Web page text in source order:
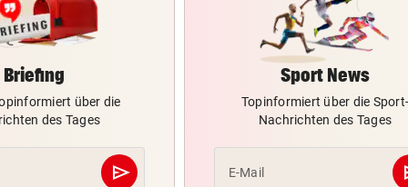
Briefing
über die
des Tages
send
Abschicken
Sport News
Topinformiert über die Sport-
Nachrichten des Tages
E-Mail